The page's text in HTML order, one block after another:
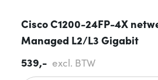
Cisco C1200-24FP-4X
Managed L2/L3 Gigabit
539,- excl. BTW